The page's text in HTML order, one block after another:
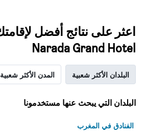
Narada Grand Hotel
البلدان الأكثر شعبية المدن الأكثر شعبية
البلدان التي يبحث عنها مستخدمونا
الفنادق في المغرب